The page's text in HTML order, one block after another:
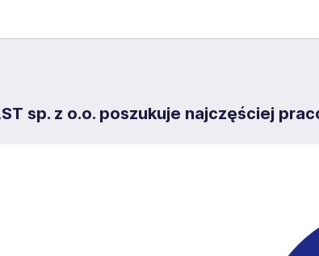
sp. z o.o. poszukuje najczęściej